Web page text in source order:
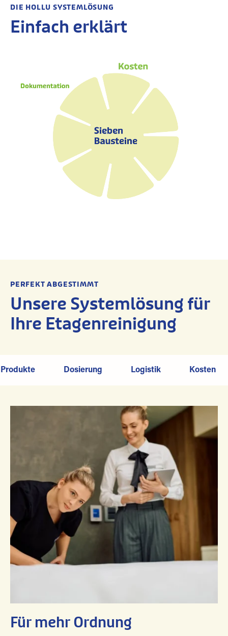
DIE HOLLU SYSTEMLÖSUNG
Einfach erklärt
PERFEKT ABGESTIMMT
Unsere Systemlösung für
Ihre Etagenreinigung
Produkte Dosierung Logistik Kosten
Für mehr Ordnung